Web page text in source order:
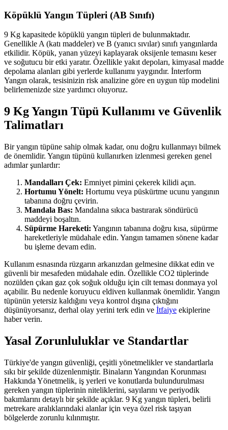
Köpüklü Yangın Tüpleri (AB Sınıfı)
9 Kg kapasitede köpüklü yangın tüpleri de bulunmaktadır.
Genellikle A (katı maddeler) ve B (yanıcı sıvılar) sınıfı yangınlarda
etkilidir. Köpük, yanan yüzeyi kaplayarak oksijenle temasını keser
ve soğutucu bir etki yaratır. Özellikle yakıt depoları, kimyasal madde
depolama alanları gibi yerlerde kullanımı yaygındır. İnterform
Yangın olarak, tesisinizin risk analizine göre en uygun tüp modelini
belirlemenizde size yardımcı oluyoruz.
9 Kg Yangın Tüpü Kullanımı ve Güvenlik
Talimatları
Bir yangın tüpüne sahip olmak kadar, onu doğru kullanmayı bilmek
de önemlidir. Yangın tüpünü kullanırken izlenmesi gereken genel
adımlar şunlardır:
Mandalları Çek: Emniyet pimini çekerek kilidi açın.
Hortumu Yönelt: Hortumu veya püskürtme ucunu yangının
tabanına doğru çevirin.
Mandala Bas: Mandalına sıkıca bastırarak söndürücü
maddeyi boşaltın.
Süpürme Hareketi: Yangının tabanına doğru kısa, süpürme
hareketleriyle müdahale edin. Yangın tamamen sönene kadar
bu işleme devam edin.
Kullanım esnasında rüzgarın arkanızdan gelmesine dikkat edin ve
güvenli bir mesafeden müdahale edin. Özellikle CO2 tüplerinde
nozülden çıkan gaz çok soğuk olduğu için cilt teması donmaya yol
açabilir. Bu nedenle koruyucu eldiven kullanmak önemlidir. Yangın
tüpünün yetersiz kaldığını veya kontrol dışına çıktığını
düşünüyorsanız, derhal olay yerini terk edin ve İtfaiye ekiplerine
haber verin.
Yasal Zorunluluklar ve Standartlar
Türkiye'de yangın güvenliği, çeşitli yönetmelikler ve standartlarla
sıkı bir şekilde düzenlenmiştir. Binaların Yangından Korunması
Hakkında Yönetmelik, iş yerleri ve konutlarda bulundurulması
gereken yangın tüplerinin niteliklerini, sayılarını ve periyodik
bakımlarını detaylı bir şekilde açıklar. 9 Kg yangın tüpleri, belirli
metrekare aralıklarındaki alanlar için veya özel risk taşıyan
bölgelerde zorunlu kılınmıştır.